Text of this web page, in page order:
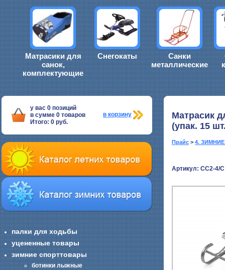
Матрасики для
санок,
комплектующие
Снегокаты
Санки
металлические
у вас 0 позиций
в сумме 0 товаров
Итого: 0 руб.
в корзину
палки для ходьбы
уцененные товары
зимние спорттовары
ботинки лыжные
Матрасик
(упак. 15
Прайс > 4.
Артикул: СС2-4/С